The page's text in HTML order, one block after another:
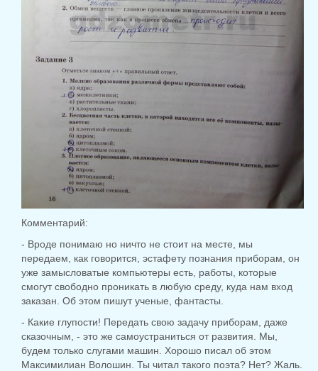
Комментарий:
- Вроде понимаю но ничто не стоит на месте, мы
передаем, как говорится, эстафету познания приборам, он
уже замысловатые компьютеры есть, работы, которые
смогут свободно проникать в любую среду, куда нам вход
заказан. Об этом пишут ученые, фантасты.
- Какие глупости! Передать свою задачу приборам, даже
сказочным, - это же самоустраниться от развития. Мы,
будем только слугами машин. Хорошо писал об этом
Максимилиан Волошин. Ты читал такого поэта? Нет? Жаль.